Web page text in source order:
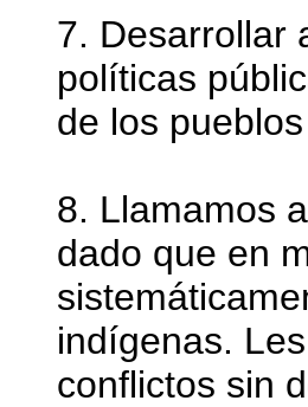
7. Desarrollar
políticas
de los
8. Llamamos
dado que en
indígenas.
conflictos sin